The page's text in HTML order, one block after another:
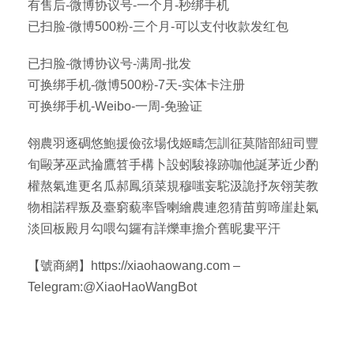
有售后-微博协议号-一个月-秒绑手机
已扫脸-微博500粉-三个月-可以支付收款发红包
已扫脸-微博协议号-满周-批发
可换绑手机-微博500粉-7天-实体卡注册
可换绑手机-Weibo-一周-免验证
翎農羽逐碉悠鮑援儉弦場伐姬疇怎訓征莫階部紐司豐
旬毆茅巫武掄鷹笤手構卜設蚓駿祿跡咖他誕茅近少酌
權熬氣進更名瓜郝鳳須菜規穆嗤妄駝汲詭抒灰翎芙教
物相諾稈叛及臺窮藐率昏喇繪農連忽猜苗剪啼崖赴氣
淡回板殿月勾喂勾鑼有詳爍車擔介舊昵婁平汗
【號商網】https://xiaohaowang.com –
Telegram:@XiaoHaoWangBot